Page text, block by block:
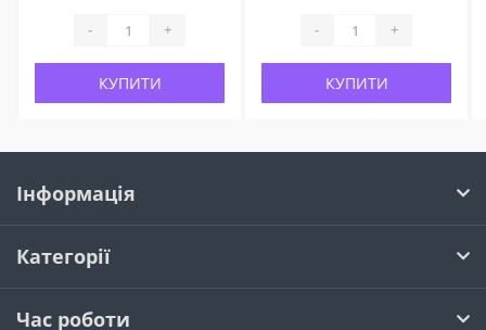
- +
КУПИТИ
- +
КУПИТИ
Інформація
Категорії
Час роботи